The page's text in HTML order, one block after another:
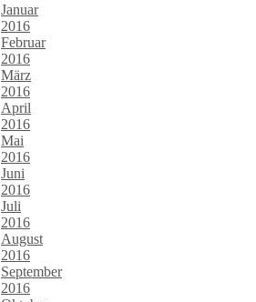
Januar
2016
Februar
2016
März
2016
April
2016
Mai
2016
Juni
2016
Juli
2016
August
2016
September
2016